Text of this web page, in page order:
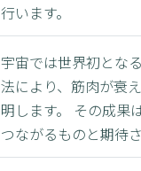
行います。
宇宙では世界初とな
法により、筋肉が衰
明します。 その成果
つながるものと期待